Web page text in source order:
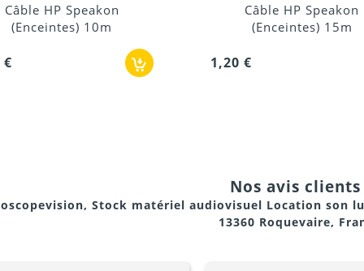
Câble HP Speakon
(Enceintes) 15m
€
Câble Cinch/RCA-Jack
3.5
0,96 €
Nos avis clients
Stock matériel audiovisuel Location son
13360 Roquevaire,